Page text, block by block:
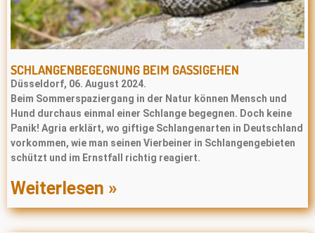
SCHLANGENBEGEGNUNG BEIM GASSIGEHEN
Düsseldorf, 06. August 2024.
Beim Sommerspaziergang in der Natur können Mensch und
Hund durchaus einmal einer Schlange begegnen. Doch keine
Panik! Agria erklärt, wo giftige Schlangenarten in Deutschland
vorkommen, wie man seinen Vierbeiner in Schlangengebieten
schützt und im Ernstfall richtig reagiert.
Weiterlesen »